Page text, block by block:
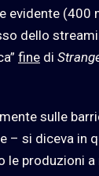
evidente (400
dello
fine di
sulle
– si diceva in
le produzioni a